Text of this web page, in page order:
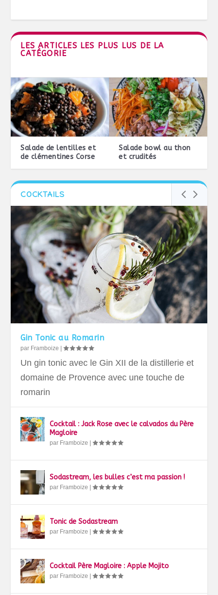
LES ARTICLES LES PLUS LUS DE LA
CATÉGORIE
Salade de lentilles et
de clémentines Corse
Salade bowl au thon
et crudités
COCKTAILS
Gin Tonic au Romarin
par Framboize |
Un gin tonic avec le Gin XII de la distillerie et
domaine de Provence avec une touche de
romarin
Cocktail : Jack Rose avec le calvados du Père
Magloire
par Framboize |
Sodastream, les bulles c’est ma passion !
par Framboize |
Tonic de Sodastream
par Framboize |
Cocktail Père Magloire : Apple Mojito
par Framboize |